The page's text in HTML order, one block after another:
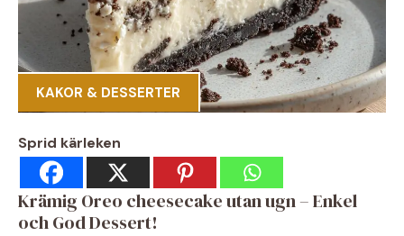
KAKOR & DESSERTER
Sprid kärleken
Krämig Oreo cheesecake utan ugn – Enkel
och God Dessert!